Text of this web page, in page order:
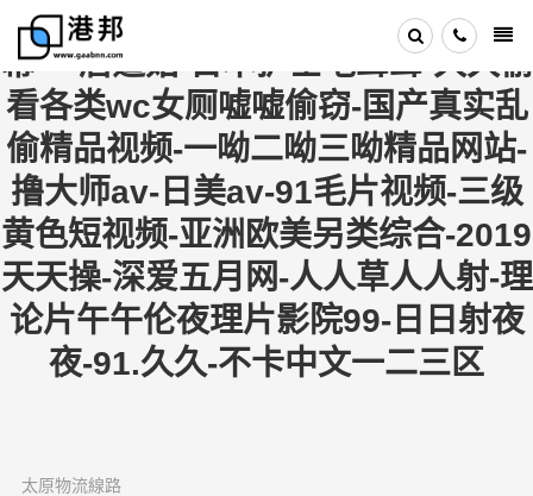
亚洲九九-日韩va-日本三级中文字
幕-一眉道姑-日本护士毛茸茸-久久偷
看各类wc女厕嘘嘘偷窃-国产真实乱
偷精品视频-一呦二呦三呦精品网站-
撸大师av-日美av-91毛片视频-三级
黄色短视频-亚洲欧美另类综合-2019
天天操-深爱五月网-人人草人人射-理
论片午午伦夜理片影院99-日日射夜
夜-91.久久-不卡中文一二三区
太原物流線路